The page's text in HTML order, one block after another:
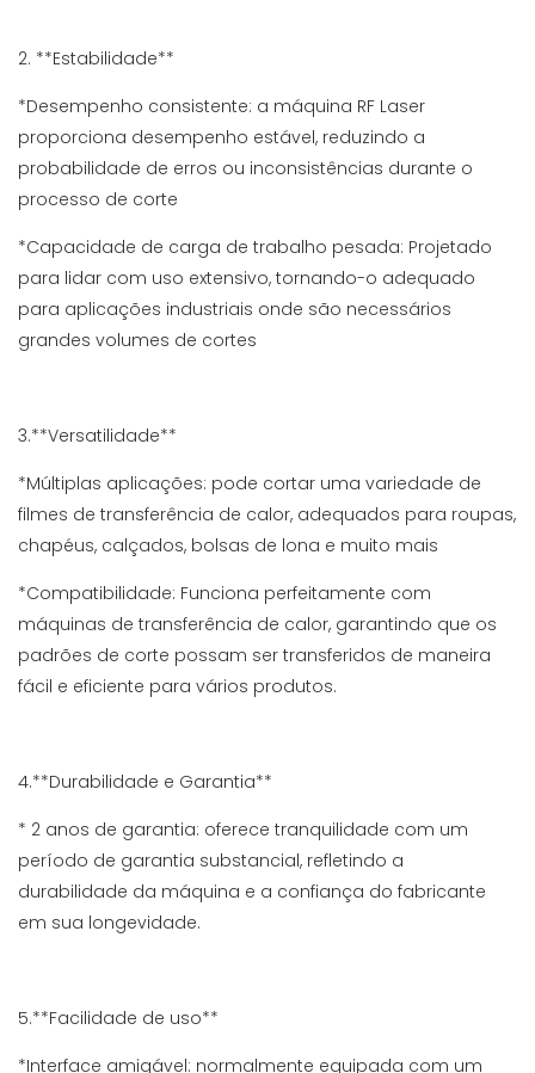
2. **Estabilidade**
*Desempenho consistente: a máquina RF Laser
proporciona desempenho estável, reduzindo a
probabilidade de erros ou inconsistências durante o
processo de corte
*Capacidade de carga de trabalho pesada: Projetado
para lidar com uso extensivo, tornando-o adequado
para aplicações industriais onde são necessários
grandes volumes de cortes
3.**Versatilidade**
*Múltiplas aplicações: pode cortar uma variedade de
filmes de transferência de calor, adequados para roupas,
chapéus, calçados, bolsas de lona e muito mais
*Compatibilidade: Funciona perfeitamente com
máquinas de transferência de calor, garantindo que os
padrões de corte possam ser transferidos de maneira
fácil e eficiente para vários produtos.
4.**Durabilidade e Garantia**
* 2 anos de garantia: oferece tranquilidade com um
período de garantia substancial, refletindo a
durabilidade da máquina e a confiança do fabricante
em sua longevidade.
5.**Facilidade de uso**
*Interface amigável: normalmente equipada com um